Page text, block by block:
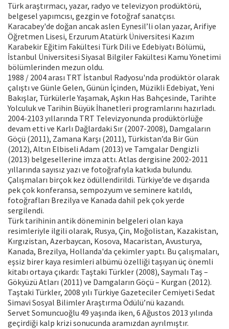
Türk araştırmacı, yazar, radyo ve televizyon prodüktörü,
belgesel yapımcısı, gezgin ve fotoğraf sanatçısı.
Karacabey'de doğan ancak aslen Eynesil’li olan yazar, Arifiye
Öğretmen Lisesi, Erzurum Atatürk Üniversitesi Kazım
Karabekir Eğitim Fakültesi Türk Dili ve Edebiyatı Bölümü,
İstanbul Üniversitesi Siyasal Bilgiler Fakültesi Kamu Yönetimi
bölümlerinden mezun oldu.
1988 / 2004 arası TRT İstanbul Radyosu'nda prodüktör olarak
çalıştı ve Günle Gelen, Günün İçinden, Müzikli Edebiyat, Yeni
Bakışlar, Türkülerle Yaşamak, Aşkın Has Bahçesinde, Tarihte
Yolculuk ve Tarihin Büyük İhanetleri programlarını hazırladı.
2004-2103 yıllarında TRT Televizyonunda prodüktörlüğe
devam etti ve Karlı Dağlardaki Sır (2007-2008), Damgaların
Göçü (2011), Zamana Karşı (2011), Türkistan’da Bir Gün
(2012), Altın Elbiseli Adam (2013) ve Tamgalar Dengizli
(2013) belgesellerine imza attı. Atlas dergisine 2002-2011
yıllarında sayısız yazı ve fotoğrafıyla katkıda bulundu.
Çalışmaları birçok kez ödüllendirildi. Türkiye’de ve dışarıda
pek çok konferansa, sempozyum ve seminere katıldı,
fotoğrafları Brezilya ve Kanada dahil pek çok yerde
sergilendi.
Türk tarihinin antik döneminin belgeleri olan kaya
resimleriyle ilgili olarak, Rusya, Çin, Moğolistan, Kazakistan,
Kırgızistan, Azerbaycan, Kosova, Macaristan, Avusturya,
Kanada, Brezilya, Hollanda'da çekimler yaptı. Bu çalışmaları,
eşsiz birer kaya resimleri albümü özelliği taşıyan üç önemli
kitabı ortaya çıkardı: Taştaki Türkler (2008), Saymalı Taş –
Gökyüzü Atları (2011) ve Damgaların Göçü – Kurgan (2012).
Taştaki Türkler, 2008 yılı Türkiye Gazeteciler Cemiyeti Sedat
Simavi Sosyal Bilimler Araştırma Ödülü’nü kazandı.
Servet Somuncuoğlu 49 yaşında iken, 6 Ağustos 2013 yılında
geçirdiği kalp krizi sonucunda aramızdan ayrılmıştır.